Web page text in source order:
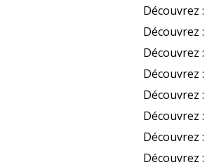
Découvrez :
Découvrez :
Découvrez :
Découvrez :
Découvrez :
Découvrez :
Découvrez :
Découvrez :